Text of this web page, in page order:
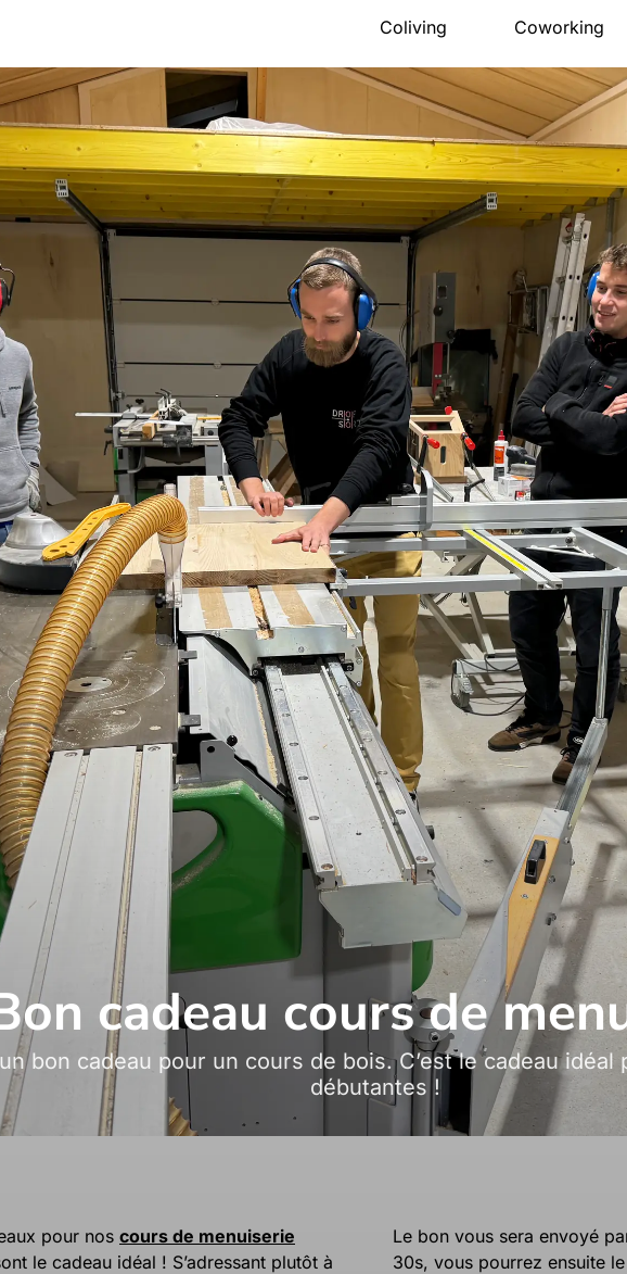
cadeau cours de
bon cadeau pour un cours de bois. C’est le cadeau idéal
débutantes !
Coliving
Présentation
La maison
Espace nuit
Activités
Communauté
Accès
Tarifs
FAQ
Réserver
Coworking
Présentation
Salle de
Évènements
Tarifs
Accès
Réserver
pour nos cours de menuiserie
le cadeau idéal ! S’adressant plutôt à
Le bon vous sera envoyé
30s, vous pourrez ensuite